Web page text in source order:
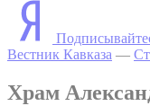
Вестник Кавказа —
Храм